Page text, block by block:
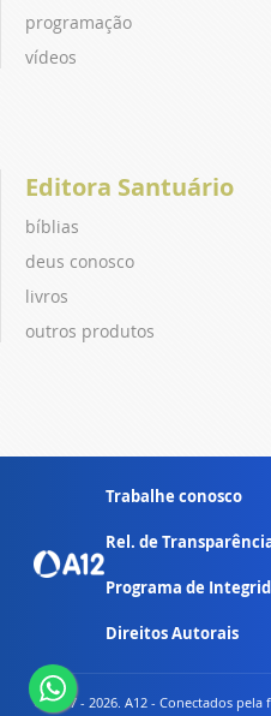
programação
vídeos
Editora Santuário
bíblias
deus conosco
livros
outros produtos
Trabalhe conosco
Rel. de
Programa de
Direitos Autorais
© 2007 - 2026. A12 - Conectados pela